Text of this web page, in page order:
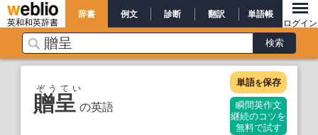
英和和英辞書
辞書 例文 診断 翻訳 単語帳
ログイン
贈呈 の英語
ぞうてい 単語を保存
瞬間英作文
継続のコツを
無料で試す